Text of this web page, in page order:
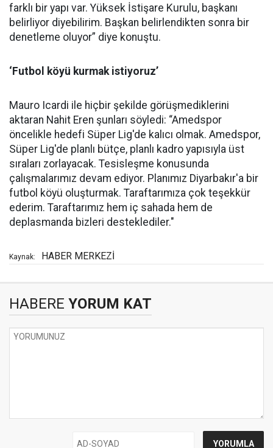
farklı bir yapı var. Yüksek İstişare Kurulu, başkanı
belirliyor diyebilirim. Başkan belirlendikten sonra bir
denetleme oluyor” diye konuştu.
‘Futbol köyü kurmak istiyoruz’
Mauro Icardi ile hiçbir şekilde görüşmediklerini
aktaran Nahit Eren şunları söyledi: “Amedspor
öncelikle hedefi Süper Lig'de kalıcı olmak. Amedspor,
Süper Lig'de planlı bütçe, planlı kadro yapısıyla üst
sıraları zorlayacak. Tesisleşme konusunda
çalışmalarımız devam ediyor. Planımız Diyarbakır'a bir
futbol köyü oluşturmak. Taraftarımıza çok teşekkür
ederim. Taraftarımız hem iç sahada hem de
deplasmanda bizleri desteklediler."
Kaynak: HABER MERKEZİ
HABERE YORUM KAT